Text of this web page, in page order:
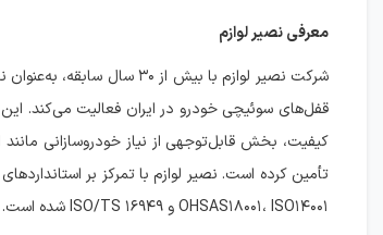
معرفی نصیر لوازم
قفل‌های سوئیچی خودرو در ایران فعالیت می‌کند.
کیفیت، بخش قابل‌توجهی از نیاز خودروسازانی مانند
تأمین کرده است. نصیر لوازم با تمرکز بر
OHSAS۱۸۰۰۱، ISO۱۴۰۰۱ و ISO/TS ۱۶۹۴۹ شده است.